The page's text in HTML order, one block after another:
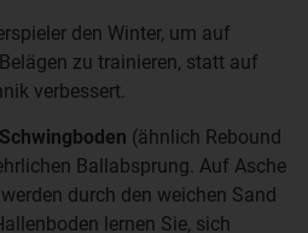
den Winter, um auf
zu trainieren, statt auf
verbessert.
(ähnlich Rebound
Ballabsprung. Auf Asche
durch den weichen Sand
lernen Sie, sich